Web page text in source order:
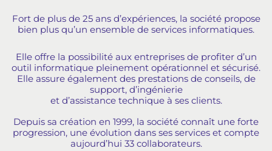
Fort de plus de 25 ans d’expériences, la société propose
bien plus qu’un ensemble de services informatiques.
Elle offre la possibilité aux entreprises de profiter d’un
outil informatique pleinement opérationnel et sécurisé.
Elle assure également des prestations de conseils, de
support, d’ingénierie
et d’assistance technique à ses clients.
Depuis sa création en 1999, la société connaît une forte
progression, une évolution dans ses services et compte
aujourd’hui 33 collaborateurs.